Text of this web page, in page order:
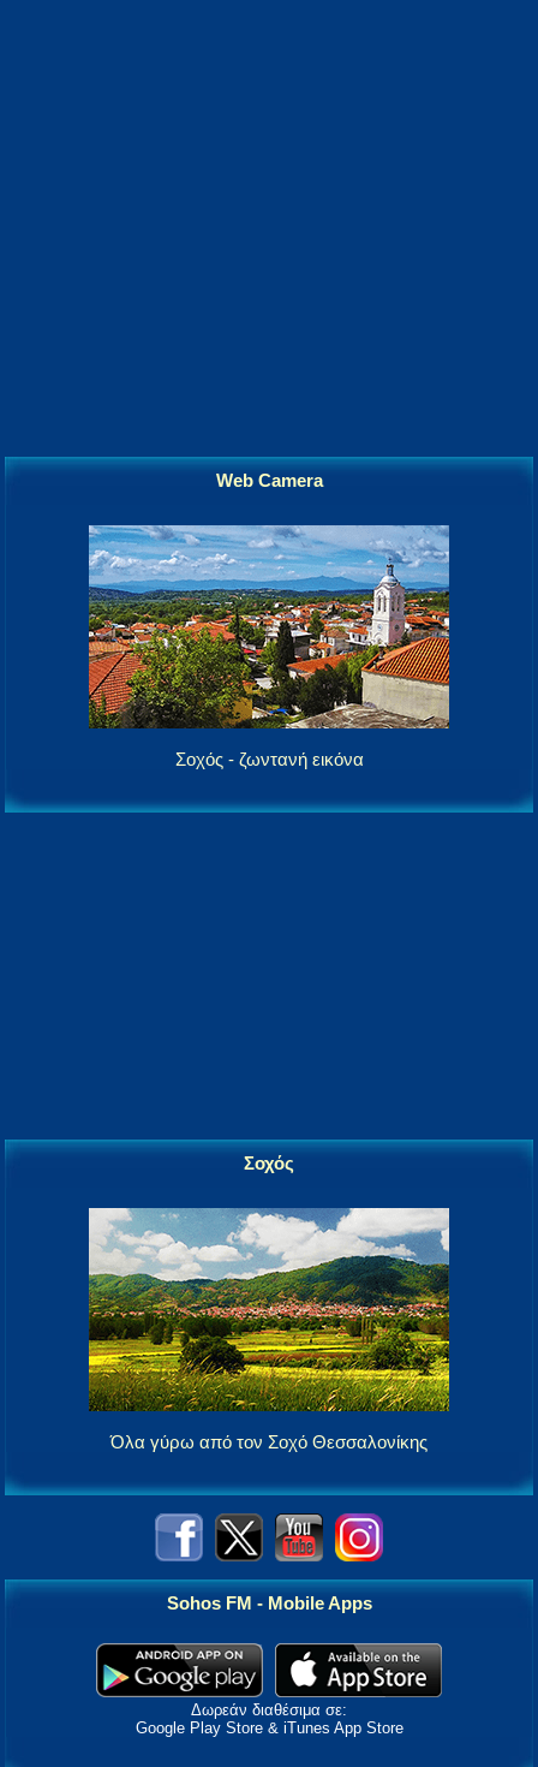
Web Camera
Σοχός - ζωντανή εικόνα
Σοχός
Όλα γύρω από τον Σοχό Θεσσαλονίκης
Sohos FM - Mobile Apps
Δωρεάν διαθέσιμα σε:
Google Play Store & iTunes App Store